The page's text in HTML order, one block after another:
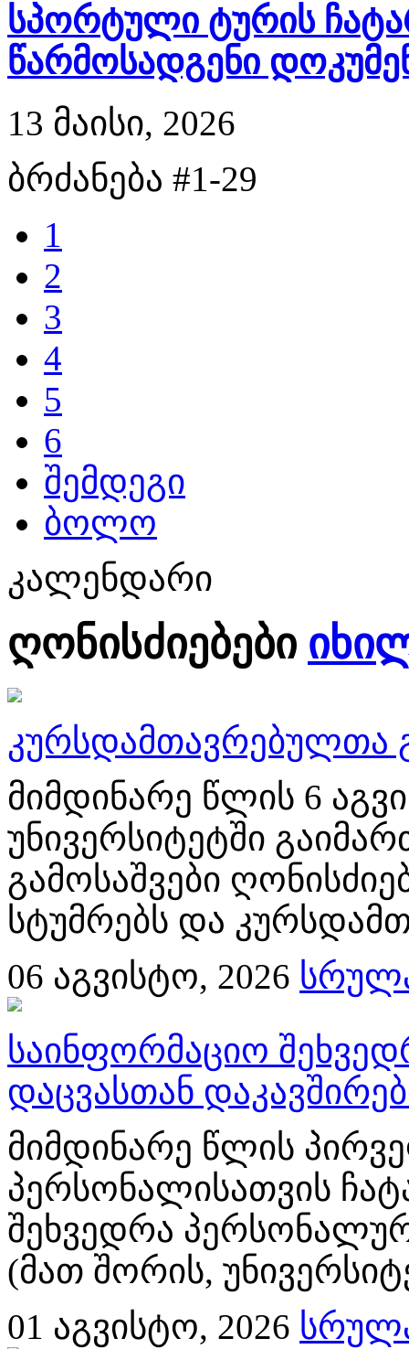
სპორტული ტურის
წარმოსადგენი
13 მაისი, 2026
ბრძანება #1-29
1
2
3
4
5
6
შემდეგი
ბოლო
კალენდარი
ღონისძიებები
კურსდამთავრებულთა
მიმდინარე წლის 6
უნივერსიტეტში
გამოსაშვები
სტუმრებს და
06 აგვისტო, 2026
საინფორმაციო
დაცვასთან
მიმდინარე წლის
პერსონალისათვის
შეხვედრა
(მათ შორის,
01 აგვისტო, 2026